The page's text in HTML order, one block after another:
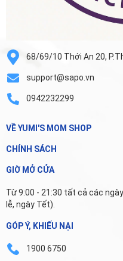
68/69/10 Thới An 20,
support@sapo.vn
0942232299
VỀ YUMI'S MOM SHOP
CHÍNH SÁCH
GIỜ MỞ CỬA
Từ 9:00 - 21:30 tất cả các
lễ, ngày Tết).
GÓP Ý, KHIẾU NẠI
1900 6750